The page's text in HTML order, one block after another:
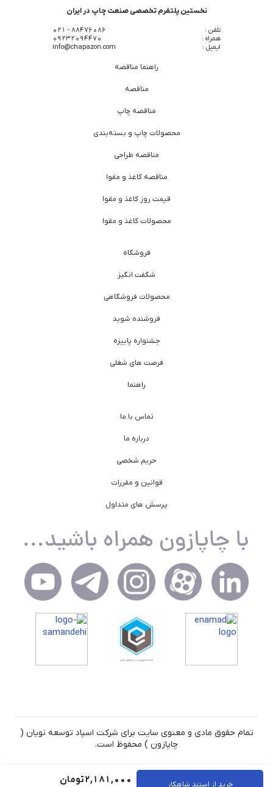
خرید از استند شاهکار 2,181,000تومان
نخستین پلتفرم تخصصی صنعت چاپ در ایران
تلفن :
88476086 - 021
همراه :
09232094470
ایمیل :
info@chapazon.com
راهنما مناقصه
مناقصه
مناقصه چاپ
محصولات چاپ و بسته‌بندی
مناقصه طراحی
مناقصه کاغذ و مقوا
قیمت روز کاغذ و مقوا
محصولات کاغذ و مقوا
فروشگاه
شگفت انگیز
محصولات فروشگاهی
فروشنده شوید
جشنواره پاییزه
فرصت های شغلی
راهنما
تماس با ما
درباره ما
حریم شخصی
قوانین و مقررات
پرسش های متداول
تمام حقوق مادی و معنوی سایت برای شرکت اسپاد توسعه نویان (
چاپازون ) محفوظ است.